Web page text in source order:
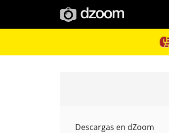
Descargas en dZoom